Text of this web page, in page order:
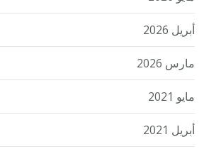
أبريل 2026
مارس 2026
مايو 2021
أبريل 2021